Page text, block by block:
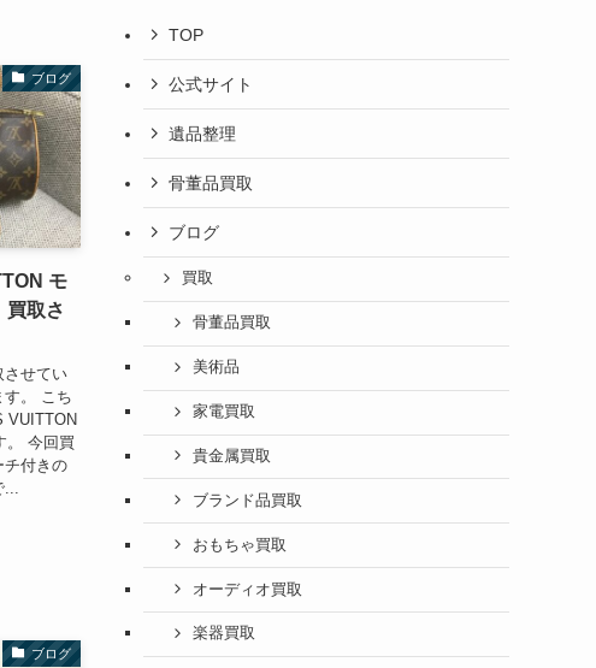
ブログ
モ
買取さ
させてい
す。 こち
VUITTON
。 今回買
チ付きの
ブログ
TOP
公式サイト
遺品整理
骨董品買取
ブログ
買取
骨董品買取
美術品
家電買取
貴金属買取
ブランド品買取
おもちゃ買取
オーディオ買取
楽器買取